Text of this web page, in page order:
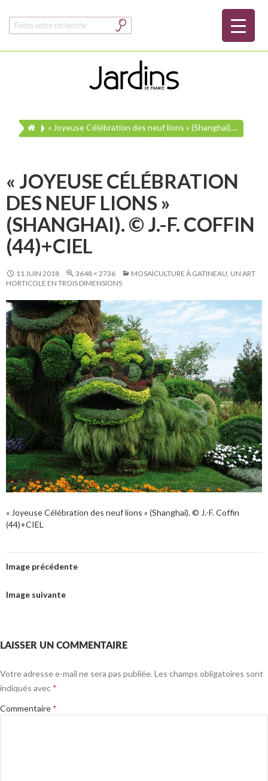
Rechercher :
« Joyeuse Célébration des neuf lions » (Shanghai)....
« JOYEUSE CÉLÉBRATION
DES NEUF LIONS »
(SHANGHAI). © J.-F. COFFIN
(44)+CIEL
11 JUIN 2018 3648 × 2736
MOSAÏCULTURE À GATINEAU, UN ART
HORTICOLE EN TROIS DIMENSIONS
« Joyeuse Célébration des neuf lions » (Shanghai). © J.-F. Coffin
(44)+CIEL
Image précédente
Image suivante
LAISSER UN COMMENTAIRE
Votre adresse e-mail ne sera pas publiée. Les champs obligatoires sont
indiqués avec *
Commentaire *